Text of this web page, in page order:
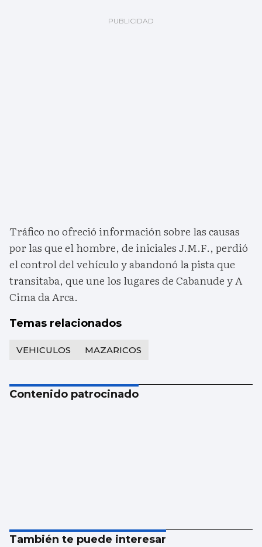
Tráfico no ofreció información sobre las causas
por las que el hombre, de iniciales J.M.F., perdió
el control del vehículo y abandonó la pista que
transitaba, que une los lugares de Cabanude y A
Cima da Arca.
Temas relacionados
VEHICULOS MAZARICOS
Contenido patrocinado
También te puede interesar